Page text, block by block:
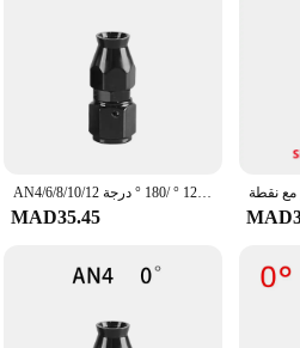
looking to enhance their fuel system.
flow. Crafted from high-quality aluminum,
Female design allows for quick
connect multiple fuel lines or replace
stock high-quality fuel system
AN4/6/8/10/12 مستقيم 0 ° /45 ° /90 ° /120 ° /180 ° درجة PTFE زيت الوقود قطب خرطوم نهاية تركيب خرطوم الزيت نهاية محول كيت أسود
MAD35.45